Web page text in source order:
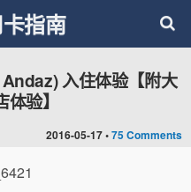
指南
2016-05-17 •75 Comments
入住体验【附大
验】